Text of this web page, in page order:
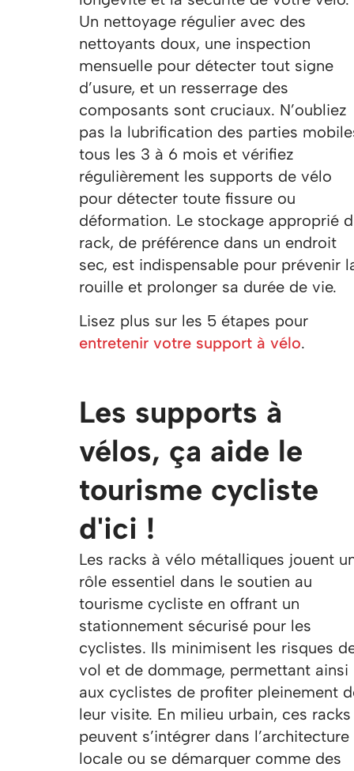
Un nettoyage régulier avec des
nettoyants doux, une inspection
mensuelle pour détecter tout signe
d’usure, et un resserrage des
composants sont cruciaux. N’oubliez
pas la lubrification des parties
tous les 3 à 6 mois et vérifiez
régulièrement les supports de vélo
pour détecter toute fissure ou
déformation. Le stockage approprié
rack, de préférence dans un endroit
sec, est indispensable pour prévenir
rouille et prolonger sa durée de vie.
Lisez plus sur les 5 étapes pour
entretenir votre support à vélo.
Les supports à
vélos, ça aide le
tourisme cycliste
d'ici !
Les racks à vélo métalliques jouent
rôle essentiel dans le soutien au
tourisme cycliste en offrant un
stationnement sécurisé pour les
cyclistes. Ils minimisent les risques
vol et de dommage, permettant ainsi
aux cyclistes de profiter pleinement
leur visite. En milieu urbain, ces racks
peuvent s’intégrer dans l’architecture
locale ou se démarquer comme des